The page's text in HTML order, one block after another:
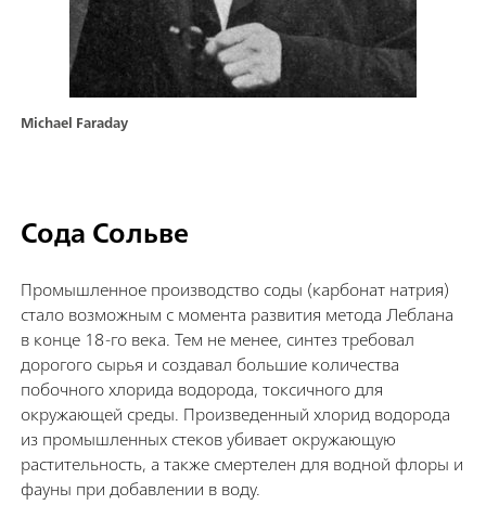
Michael Faraday
Сода Сольве
Промышленное производство соды (карбонат натрия)
стало возможным с момента развития метода Леблана
в конце 18-го века. Тем не менее, синтез требовал
дорогого сырья и создавал большие количества
побочного хлорида водорода, токсичного для
окружающей среды. Произведенный хлорид водорода
из промышленных стеков убивает окружающую
растительность, а также смертелен для водной флоры и
фауны при добавлении в воду.